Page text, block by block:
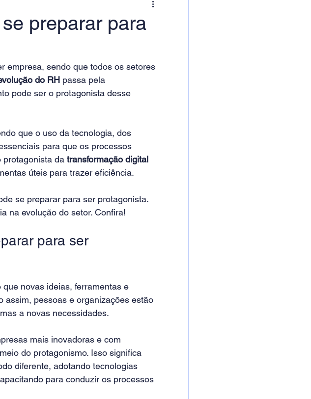
preparar para
empresa, sendo que todos os setores
do RH passa pela
pode ser o protagonista desse
que o uso da tecnologia, dos
para que os processos
da transformação digital
úteis para trazer eficiência.
se preparar para ser protagonista.
na evolução do setor. Confira!
para ser
novas ideias, ferramentas e
assim, pessoas e organizações estão
a novas necessidades.
mais inovadoras e com
do protagonismo. Isso significa
diferente, adotando tecnologias
para conduzir os processos